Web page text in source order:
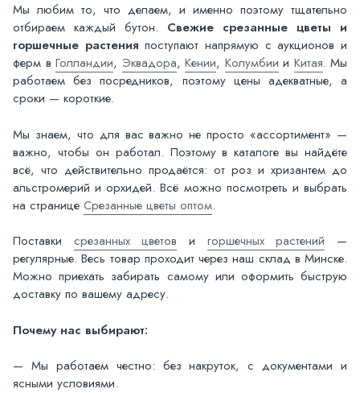
Мы любим то, что делаем, и именно поэтому тщательно
отбираем каждый бутон. Свежие срезанные цветы и
горшечные растения поступают напрямую с аукционов и
ферм в Голландии, Эквадора, Кении, Колумбии и Китая. Мы
работаем без посредников, поэтому цены адекватные, а
сроки — короткие.
Мы знаем, что для вас важно не просто «ассортимент» —
важно, чтобы он работал. Поэтому в каталоге вы найдёте
всё, что действительно продаётся: от роз и хризантем до
альстромерий и орхидей. Всё можно посмотреть и выбрать
на странице Срезанные цветы оптом.
Поставки срезанных цветов и горшечных растений —
регулярные. Весь товар проходит через наш склад в Минске.
Можно приехать забирать самому или оформить быструю
доставку по вашему адресу.
Почему нас выбирают:
— Мы работаем честно: без накруток, с документами и
ясными условиями.